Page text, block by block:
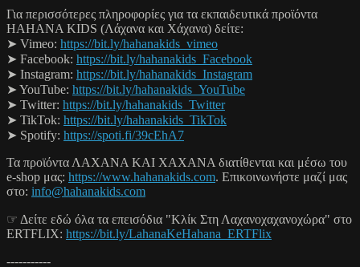
Για περισσότερες πληροφορίες για τα εκπαιδευτικά προϊόντα
HAHANA KIDS (Λάχανα και Χάχανα) δείτε:
➤ Vimeo: https://bit.ly/hahanakids_vimeo
➤ Facebook: https://bit.ly/hahanakids_Facebook
➤ Instagram: https://bit.ly/hahanakids_Instagram
➤ YouTube: https://bit.ly/hahanakids_YouTube
➤ Twitter: https://bit.ly/hahanakids_Twitter
➤ TikTok: https://bit.ly/hahanakids_TikTok
➤ Spotify: https://spoti.fi/39cEhA7
Τα προϊόντα ΛΑΧΑΝΑ KAI ΧΑΧΑΝΑ διατίθενται και μέσω του
e-shop μας: https://www.hahanakids.com. Επικοινωνήστε μαζί μας
στο: info@hahanakids.com
☞ Δείτε εδώ όλα τα επεισόδια "Κλίκ Στη Λαχανοχαχανοχώρα" στο
ERTFLIX: https://bit.ly/LahanaKeHahana_ERTFlix
-----------